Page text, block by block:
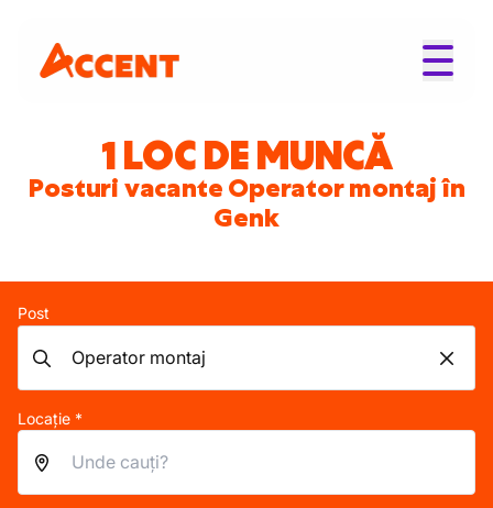
1 LOC DE MUNCĂ
Posturi vacante Operator montaj în
Genk
Post
Locație *